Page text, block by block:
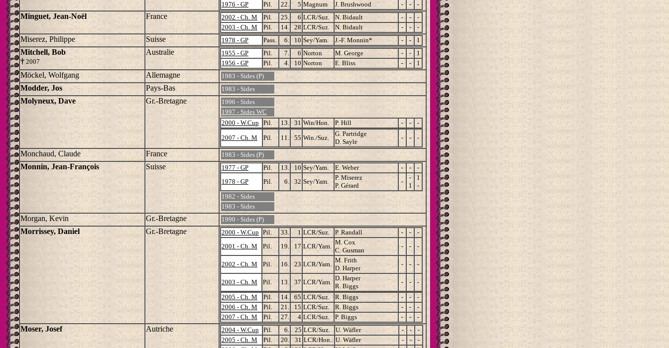
1976 - GP
Pil. 22. 5 Magnum J. Brushwood - - -
Minguet, Jean-Noël France 2002 - Ch. M Pil. 25. 6 LCR/Suz. N. Bidault - -
-
2003 - Ch. M
Pil. 14. 28 LCR/Suz. N. Bidault - - -
Miserez, Philippe Suisse 1978 - GP Pass. 6. 10 Sey/Yam. J.-F. Monnin* - - 1
Mitchell, Bob
† 2007
Australie 1955 - GP Pil. 7. 6 Norton M. George - -
1
1956 - GP
Pil. 4. 10 Norton E. Bliss - - 1
Möckel, Wolfgang Allemagne 1983 - Sides (P)
Modder, Jos Pays-Bas 1983 - Sides
Molyneux, Dave Gr.-Bretagne
1996 - Sides
1997 - Sides WC
2000 - W.Cup
Pil. 13. 31 Win/Hon. P. Hill - -
-
2007 - Ch. M
Pil. 11. 55 Win./Suz.
G. Partridge
D. Sayle
- - -
Monchaud, Claude France 1983 - Sides (P)
Monnin, Jean-François Suisse 1977 - GP Pil. 13. 10 Sey/Yam. E. Weber - -
-
1978 - GP
Pil. 6. 32 Sey/Yam.
P. Miserez
P. Gérard
-
-
1
1
-
1982 - Sides
1983 - Sides
Morgan, Kevin Gr.-Bretagne 1990 - Sides (P)
Morrissey, Daniel Gr.-Bretagne 2000 - W.Cup Pil. 33. 1 LCR/Suz. P. Randall - -
-
2001 - Ch. M
Pil. 19. 17 LCR/Yam.
M. Cox
C. Gusman
- - -
2002 - Ch. M Pil. 16. 23 LCR/Yam.
M. Frith
D. Harper
- - -
2003 - Ch. M Pil. 13. 37 LCR/Yam.
D. Harper
R. Biggs
- -
-
2005 - Ch. M
Pil. 14. 65 LCR/Suz. R. Biggs - -
-
2006 - Ch. M
Pil. 21. 15 LCR/Suz. R. Biggs - -
-
2007 - Ch. M
Pil. 27. 4 LCR/Suz. P. Biggs - - -
Moser, Josef Autriche 2004 - W.Cup Pil. 6. 25 LCR/Suz. U. Wäfler - -
-
2005 - Ch. M
Pil. 20. 31 LCR/Hon.. U. Wäfler - -
-